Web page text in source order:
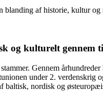
blanding af historie, kultur
og kulturelt gennem
Gennem
under 2.
baltisk, nordisk og